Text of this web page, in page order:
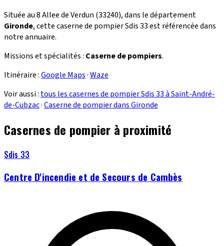
Située au 8 Allee de Verdun (33240), dans le département
Gironde, cette caserne de pompier Sdis 33 est référencée dans
notre annuaire.
Missions et spécialités : Caserne de pompiers.
Itinéraire :Google Maps·Waze
Voir aussi : tous les casernes de pompier Sdis 33 à Saint-André-
de-Cubzac·Caserne de pompier dans Gironde
Casernes de pompier à proximité
Sdis 33
Centre D'incendie et de Secours de Cambès